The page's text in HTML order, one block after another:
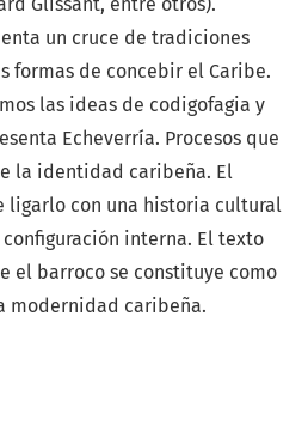
Glissant, entre otros).
un cruce de tradiciones
formas de concebir el Caribe.
las ideas de codigofagia y
Echeverría. Procesos que
la identidad caribeña. El
ligarlo con una historia cultural
interna. El texto
el barroco se constituye como
modernidad caribeña.